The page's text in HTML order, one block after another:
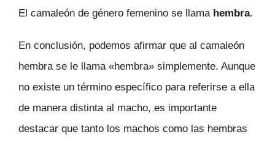
El camaleón de género femenino se llama hembra.
En conclusión, podemos afirmar que al camaleón
hembra se le llama «hembra» simplemente. Aunque
no existe un término específico para referirse a ella
de manera distinta al macho, es importante
destacar que tanto los machos como las hembras